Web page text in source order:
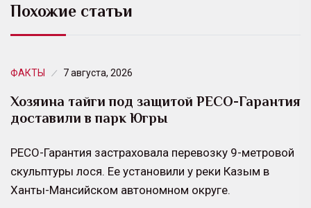
Похожие статьи
ФАКТЫ 7 августа, 2026
Хозяина тайги под защитой РЕСО-Гарантия
доставили в парк Югры
РЕСО-Гарантия застраховала перевозку 9-метровой
скульптуры лося. Ее установили у реки Казым в
Ханты-Мансийском автономном округе.